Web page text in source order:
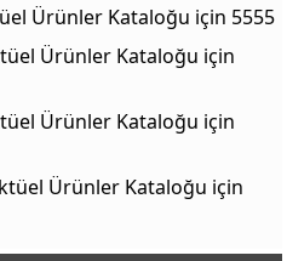
Ürünler Kataloğu için 5555
Ürünler Kataloğu için
Ürünler Kataloğu için
Ürünler Kataloğu için